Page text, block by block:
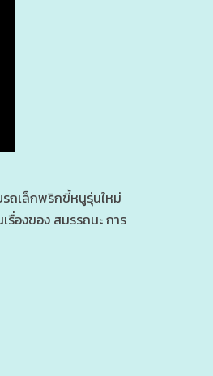
ถเล็กพริกขี้หนูรุ่นใหม่
รื่องของ สมรรถนะ การ